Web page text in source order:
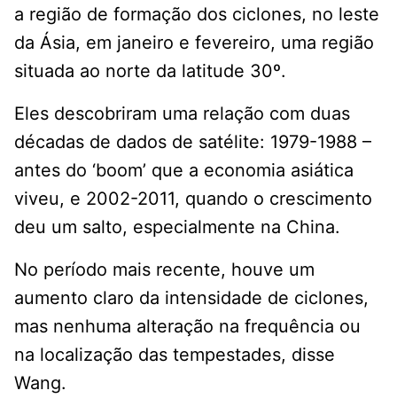
a região de formação dos ciclones, no leste
da Ásia, em janeiro e fevereiro, uma região
situada ao norte da latitude 30º.
Eles descobriram uma relação com duas
décadas de dados de satélite: 1979-1988 –
antes do ‘boom’ que a economia asiática
viveu, e 2002-2011, quando o crescimento
deu um salto, especialmente na China.
No período mais recente, houve um
aumento claro da intensidade de ciclones,
mas nenhuma alteração na frequência ou
na localização das tempestades, disse
Wang.